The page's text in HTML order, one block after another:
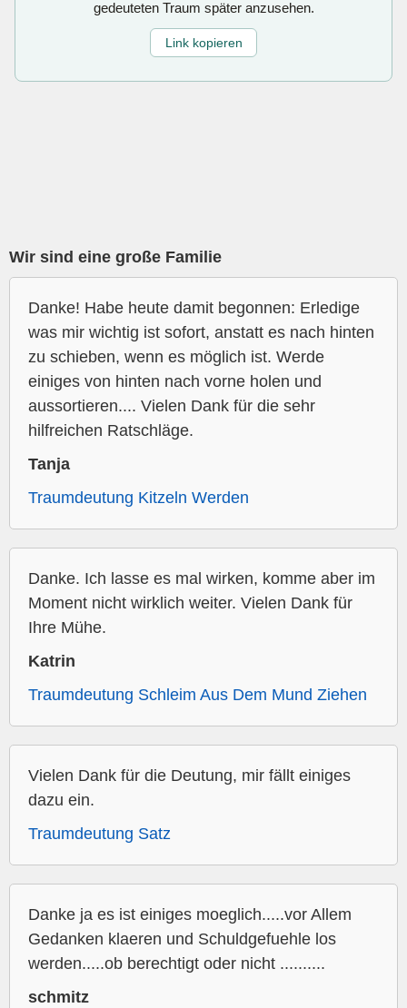
gedeuteten Traum später anzusehen.
Link kopieren
Wir sind eine große Familie
Danke! Habe heute damit begonnen: Erledige
was mir wichtig ist sofort, anstatt es nach hinten
zu schieben, wenn es möglich ist. Werde
einiges von hinten nach vorne holen und
aussortieren.... Vielen Dank für die sehr
hilfreichen Ratschläge.
Tanja
Traumdeutung Kitzeln Werden
Danke. Ich lasse es mal wirken, komme aber im
Moment nicht wirklich weiter. Vielen Dank für
Ihre Mühe.
Katrin
Traumdeutung Schleim Aus Dem Mund Ziehen
Vielen Dank für die Deutung, mir fällt einiges
dazu ein.
Traumdeutung Satz
Danke ja es ist einiges moeglich.....vor Allem
Gedanken klaeren und Schuldgefuehle los
werden.....ob berechtigt oder nicht ..........
schmitz